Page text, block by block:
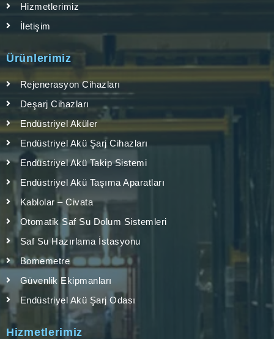
Hizmetlerimiz
İletişim
Ürünlerimiz
Rejenerasyon Cihazları
Deşarj Cihazları
Endüstriyel Aküler
Endüstriyel Akü Şarj Cihazları
Endüstriyel Akü Takip Sistemi
Endüstriyel Akü Taşıma Aparatları
Kablolar – Civata
Otomatik Saf Su Dolum Sistemleri
Saf Su Hazırlama İstasyonu
Bomemetre
Güvenlik Ekipmanları
Endüstriyel Akü Şarj Odası
Hizmetlerimiz